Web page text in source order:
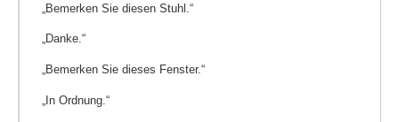
„Bemerken Sie diesen Stuhl.“
„Danke.“
„Bemerken Sie dieses Fenster.“
„In Ordnung.“